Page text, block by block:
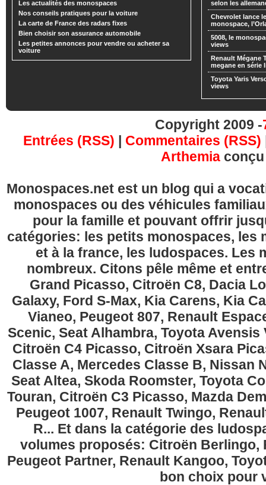
Les actualités des monospaces
Nos conseils pratiques pour la voiture
La carte de France des radars fixes
Bien choisir son assurance automobile
Les petites annonces pour vendre ou acheter sa
voiture
selon les
Chevrolet lance
monospace,
5008, le
views
Renault Mégane
megane en série
Toyota Yaris
views
Copyright 2009 -
Entrées (RSS) | Commentaires (RSS)
Arthemia
Monospaces.net est un blog qui a
monospaces ou des véhicules
pour la famille et pouvant offrir
catégories: les petits monospaces, les
et à la france, les ludospaces. Les
nombreux. Citons pêle même et
Grand Picasso, Citroën C8, Dacia
Galaxy, Ford S-Max, Kia Carens, Kia
Vianeo, Peugeot 807, Renault
Scenic, Seat Alhambra, Toyota
Citroën C4 Picasso, Citroën Xsara
Classe A, Mercedes Classe B, Nissan
Seat Altea, Skoda Roomster, Toyota
Touran, Citroën C3 Picasso, Mazda
Peugeot 1007, Renault Twingo,
R... Et dans la catégorie des
volumes proposés: Citroën Berlingo,
Peugeot Partner, Renault Kangoo,
bon choix pour